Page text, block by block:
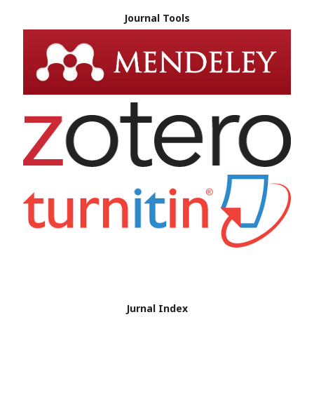
Journal Tools
Jurnal Index